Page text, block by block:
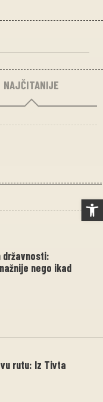
NAJČITANIJE
državnosti:
nego ikad
rutu: Iz Tivta